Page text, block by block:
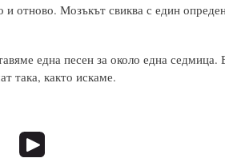
отново. Мозъкът свиква с един
една песен за около една седмица.
така, както искаме.